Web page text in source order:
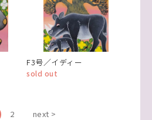
F3号／イディー
sold out
2 next >